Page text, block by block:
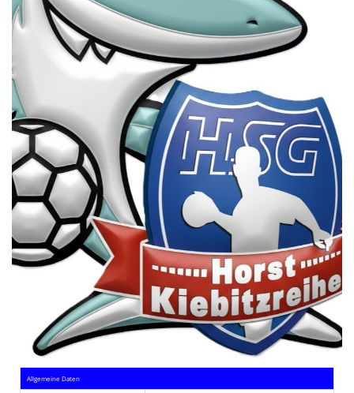
DIENSTE (SR/KG/VK)
Die SpecialHaie
Teams
Trainer
ALLE SPIELE
HAIE TV
NEWSLETTER
DIE HAIE I Intern
Allgemeine Daten